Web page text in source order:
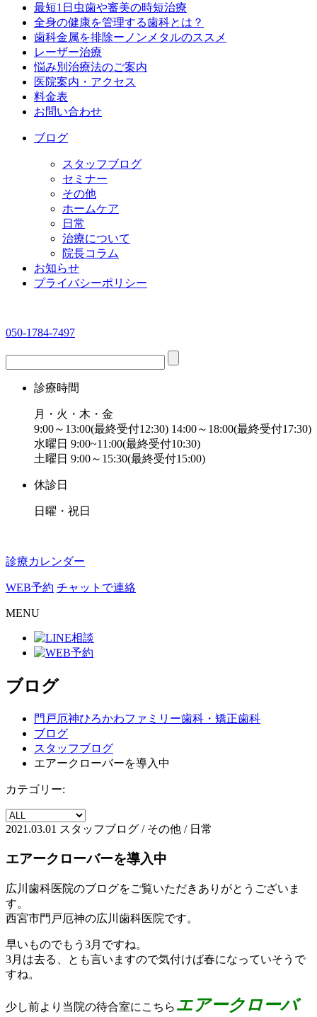
最短1日虫歯や審美の時短治療
全身の健康を管理する歯科とは？
歯科金属を排除ーノンメタルのススメ
レーザー治療
悩み別治療法のご案内
医院案内・アクセス
料金表
お問い合わせ
ブログ
スタッフブログ
セミナー
その他
ホームケア
日常
治療について
院長コラム
お知らせ
プライバシーポリシー
050-1784-7497
診療時間
月・火・木・金
9:00～13:00(最終受付12:30) 14:00～18:00(最終受付17:30)
水曜日 9:00~11:00(最終受付10:30)
土曜日 9:00～15:30(最終受付15:00)
休診日
日曜・祝日
診療カレンダー
WEB予約 チャットで連絡
MENU
ブログ
門戸厄神ひろかわファミリー歯科・矯正歯科
ブログ
スタッフブログ
エアークローバーを導入中
カテゴリー:
2021.03.01 スタッフブログ / その他 / 日常
エアークローバーを導入中
広川歯科医院のブログをご覧いただきありがとうございま
す。
西宮市門戸厄神の広川歯科医院です。
早いものでもう3月ですね。
3月は去る、とも言いますので気付けば春になっていそうで
すね。
少し前より当院の待合室にこちら エアークローバ